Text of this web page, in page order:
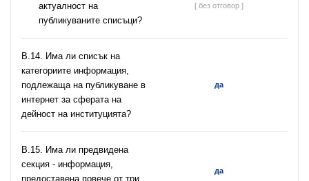
актуалност на
публикуваните списъци?
[ без отговор ]
В.14. Има ли списък на
категориите информация,
подлежаща на публикуване в
интернет за сферата на
дейност на институцията?
да
В.15. Има ли предвидена
секция - информация,
предоставена повече от три
да